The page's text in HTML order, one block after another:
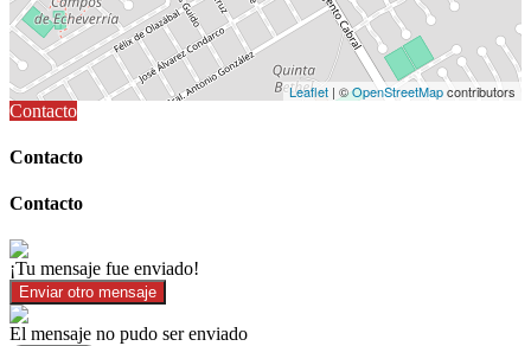
Leaflet | ©OpenStreetMapcontributors
Contacto
Contacto
Contacto
¡Tu mensaje fue enviado!
Enviar otro mensaje
El mensaje no pudo ser enviado